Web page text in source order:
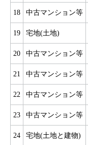
18 中古マンション等
19 宅地(土地)
20 中古マンション等
21 中古マンション等
22 中古マンション等
23 中古マンション等
24 宅地(土地と建物)